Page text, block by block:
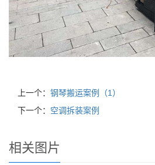
上一个： 钢琴搬运案例（1）
下一个： 空调拆装案例
相关图片